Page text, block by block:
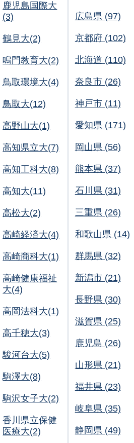
鹿児島国際大
(3)
鶴見大(2)
鳴門教育大(2)
鳥取環境大(4)
鳥取大(12)
高野山大(1)
高知県立大(7)
高知工科大(8)
高知大(11)
高松大(2)
高崎経済大(4)
高崎商科大(1)
高崎健康福祉
大(4)
高岡法科大(1)
高千穂大(3)
駿河台大(5)
駒澤大(8)
駒沢女子大(2)
香川県立保健
医療大(2)
広島県 (97)
京都府 (102)
北海道 (110)
奈良市 (26)
神戸市 (11)
愛知県 (171)
岡山県 (56)
熊本県 (37)
石川県 (31)
三重県 (26)
和歌山県 (14)
群馬県 (32)
新潟市 (21)
長野県 (30)
滋賀県 (25)
鹿児島 (26)
山形県 (21)
福井県 (23)
岐阜県 (35)
静岡県 (49)